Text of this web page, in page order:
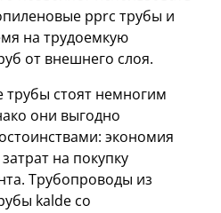
pprc трубы и
на трудоемкую
от внешнего слоя.
стоят немногим
они выгодно
экономия
на покупку
Трубопроводы из
kalde со